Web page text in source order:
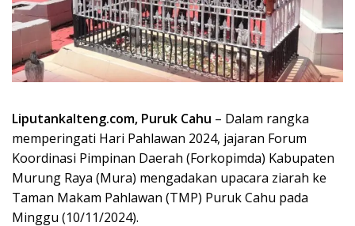
Liputankalteng.com, Puruk Cahu – Dalam rangka
memperingati Hari Pahlawan 2024, jajaran Forum
Koordinasi Pimpinan Daerah (Forkopimda) Kabupaten
Murung Raya (Mura) mengadakan upacara ziarah ke
Taman Makam Pahlawan (TMP) Puruk Cahu pada
Minggu (10/11/2024).